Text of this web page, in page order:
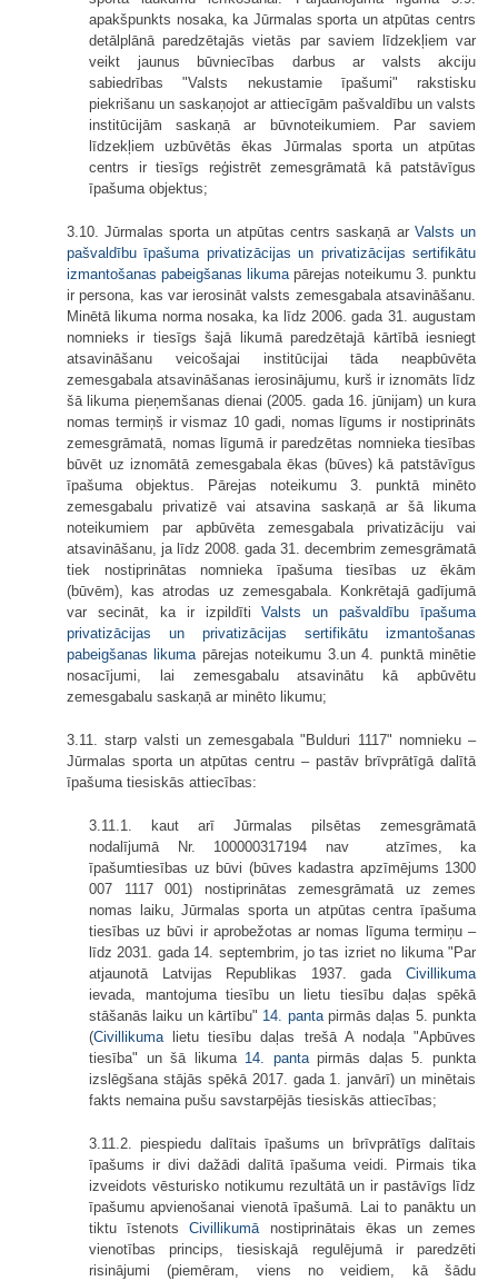
apakšpunkts nosaka, ka Jūrmalas sporta un atpūtas centrs
detālplānā paredzētajās vietās par saviem līdzekļiem var
veikt jaunus būvniecības darbus ar valsts akciju
sabiedrības "Valsts nekustamie īpašumi" rakstisku
piekrišanu un saskaņojot ar attiecīgām pašvaldību un valsts
institūcijām saskaņā ar būvnoteikumiem. Par saviem
līdzekļiem uzbūvētās ēkas Jūrmalas sporta un atpūtas
centrs ir tiesīgs reģistrēt zemesgrāmatā kā patstāvīgus
īpašuma objektus;
3.10. Jūrmalas sporta un atpūtas centrs saskaņā ar Valsts un
pašvaldību īpašuma privatizācijas un privatizācijas sertifikātu
izmantošanas pabeigšanas likumapārejas noteikumu 3. punktu
ir persona, kas var ierosināt valsts zemesgabala atsavināšanu.
Minētā likuma norma nosaka, ka līdz 2006. gada 31. augustam
nomnieks ir tiesīgs šajā likumā paredzētajā kārtībā iesniegt
atsavināšanu veicošajai institūcijai tāda neapbūvēta
zemesgabala atsavināšanas ierosinājumu, kurš ir iznomāts līdz
šā likuma pieņemšanas dienai (2005. gada 16. jūnijam) un kura
nomas termiņš ir vismaz 10 gadi, nomas līgums ir nostiprināts
zemesgrāmatā, nomas līgumā ir paredzētas nomnieka tiesības
būvēt uz iznomātā zemesgabala ēkas (būves) kā patstāvīgus
īpašuma objektus. Pārejas noteikumu 3. punktā minēto
zemesgabalu privatizē vai atsavina saskaņā ar šā likuma
noteikumiem par apbūvēta zemesgabala privatizāciju vai
atsavināšanu, ja līdz 2008. gada 31. decembrim zemesgrāmatā
tiek nostiprinātas nomnieka īpašuma tiesības uz ēkām
(būvēm), kas atrodas uz zemesgabala. Konkrētajā gadījumā
var secināt, ka ir izpildītiValsts un pašvaldību īpašuma
privatizācijas un privatizācijas sertifikātu izmantošanas
pabeigšanas likumapārejas noteikumu 3.un 4. punktā minētie
nosacījumi, lai zemesgabalu atsavinātu kā apbūvētu
zemesgabalu saskaņā ar minēto likumu;
3.11. starp valsti un zemesgabala "Bulduri 1117" nomnieku –
Jūrmalas sporta un atpūtas centru – pastāv brīvprātīgā dalītā
īpašuma tiesiskās attiecības:
3.11.1. kaut arī Jūrmalas pilsētas zemesgrāmatā
nodalījumā Nr. 100000317194 nav atzīmes, ka
īpašumtiesības uz būvi (būves kadastra apzīmējums 1300
007 1117 001) nostiprinātas zemesgrāmatā uz zemes
nomas laiku, Jūrmalas sporta un atpūtas centra īpašuma
tiesības uz būvi ir aprobežotas ar nomas līguma termiņu –
līdz 2031. gada 14. septembrim, jo tas izriet no likuma "Par
atjaunotā Latvijas Republikas 1937. gada Civillikuma
ievada, mantojuma tiesību un lietu tiesību daļas spēkā
stāšanās laiku un kārtību" 14. pantapirmās daļas 5. punkta
(Civillikumalietu tiesību daļas trešā A nodaļa "Apbūves
tiesība" un šā likuma 14. pantapirmās daļas 5. punkta
izslēgšana stājās spēkā 2017. gada 1. janvārī) un minētais
fakts nemaina pušu savstarpējās tiesiskās attiecības;
3.11.2. piespiedu dalītais īpašums un brīvprātīgs dalītais
īpašums ir divi dažādi dalītā īpašuma veidi. Pirmais tika
izveidots vēsturisko notikumu rezultātā un ir pastāvīgs līdz
īpašumu apvienošanai vienotā īpašumā. Lai to panāktu un
tiktu īstenotsCivillikumānostiprinātais ēkas un zemes
vienotības princips, tiesiskajā regulējumā ir paredzēti
risinājumi (piemēram, viens no veidiem, kā šādu